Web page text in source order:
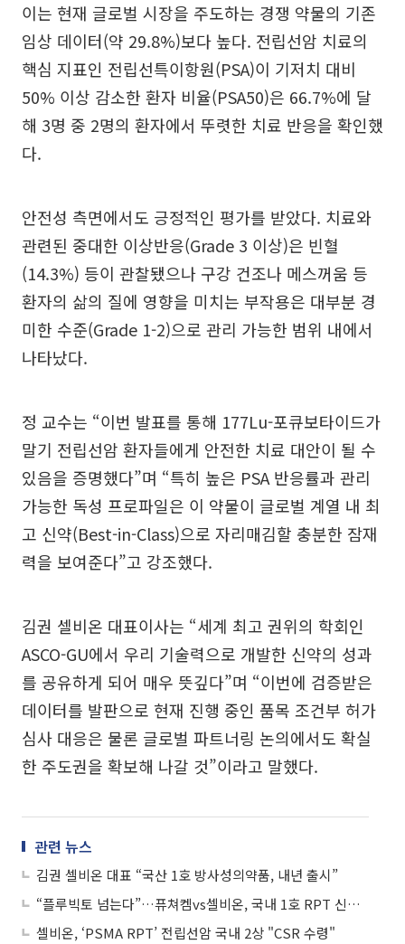
이는 현재 글로벌 시장을 주도하는 경쟁 약물의 기존
임상 데이터(약 29.8%)보다 높다. 전립선암 치료의
핵심 지표인 전립선특이항원(PSA)이 기저치 대비
50% 이상 감소한 환자 비율(PSA50)은 66.7%에 달
해 3명 중 2명의 환자에서 뚜렷한 치료 반응을 확인했
다.
안전성 측면에서도 긍정적인 평가를 받았다. 치료와
관련된 중대한 이상반응(Grade 3 이상)은 빈혈
(14.3%) 등이 관찰됐으나 구강 건조나 메스꺼움 등
환자의 삶의 질에 영향을 미치는 부작용은 대부분 경
미한 수준(Grade 1-2)으로 관리 가능한 범위 내에서
나타났다.
정 교수는 “이번 발표를 통해 177Lu-포큐보타이드가
말기 전립선암 환자들에게 안전한 치료 대안이 될 수
있음을 증명했다”며 “특히 높은 PSA 반응률과 관리
가능한 독성 프로파일은 이 약물이 글로벌 계열 내 최
고 신약(Best-in-Class)으로 자리매김할 충분한 잠재
력을 보여준다”고 강조했다.
김권 셀비온 대표이사는 “세계 최고 권위의 학회인
ASCO-GU에서 우리 기술력으로 개발한 신약의 성과
를 공유하게 되어 매우 뜻깊다”며 “이번에 검증받은
데이터를 발판으로 현재 진행 중인 품목 조건부 허가
심사 대응은 물론 글로벌 파트너링 논의에서도 확실
한 주도권을 확보해 나갈 것”이라고 말했다.
관련 뉴스
김권 셀비온 대표 “국산 1호 방사성의약품, 내년 출시”
“플루빅토 넘는다”…퓨쳐켐vs셀비온, 국내 1호 RPT 신약 누가 먼저?
셀비온, ‘PSMA RPT’ 전립선암 국내 2상 "CSR 수령"